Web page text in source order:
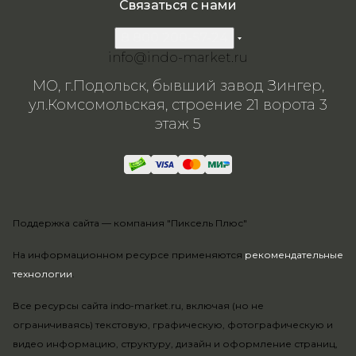
На информационном ресурсе применяются рекомендательные
технологии.
Все ресурсы сайта indo-market.ru, включая (но не
ограничиваясь) текстовую, графическую, фотографическую и
видео информацию, структуру, дизайн и оформление страниц,
Связаться с нами
info@indo-market.ru
МО, г.Подольск, бывший завод Зингер,
ул.Комсомольская, строение 21 ворота 3
этаж 5
Поддержка сайта — компания "Пиксель Плюс"